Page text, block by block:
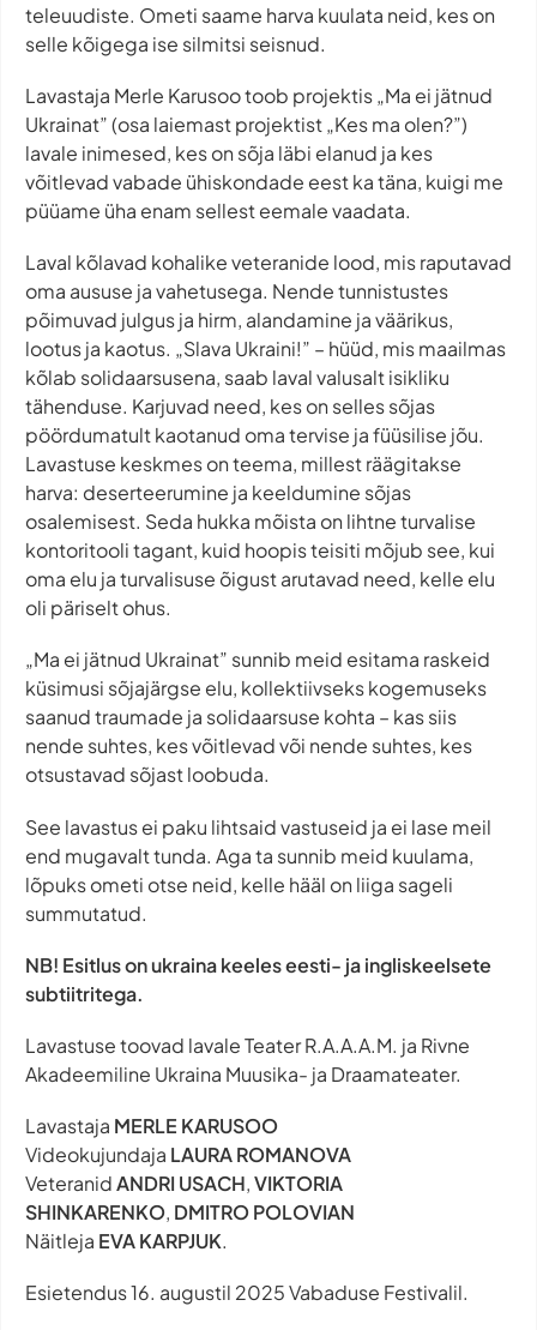
teleuudiste. Ometi saame harva kuulata neid, kes on
selle kõigega ise silmitsi seisnud.
Lavastaja Merle Karusoo toob projektis „Ma ei jätnud
Ukrainat” (osa laiemast projektist „Kes ma olen?”)
lavale inimesed, kes on sõja läbi elanud ja kes
võitlevad vabade ühiskondade eest ka täna, kuigi me
püüame üha enam sellest eemale vaadata.
Laval kõlavad kohalike veteranide lood, mis raputavad
oma aususe ja vahetusega. Nende tunnistustes
põimuvad julgus ja hirm, alandamine ja väärikus,
lootus ja kaotus. „Slava Ukraini!” – hüüd, mis maailmas
kõlab solidaarsusena, saab laval valusalt isikliku
tähenduse. Karjuvad need, kes on selles sõjas
pöördumatult kaotanud oma tervise ja füüsilise jõu.
Lavastuse keskmes on teema, millest räägitakse
harva: deserteerumine ja keeldumine sõjas
osalemisest. Seda hukka mõista on lihtne turvalise
kontoritooli tagant, kuid hoopis teisiti mõjub see, kui
oma elu ja turvalisuse õigust arutavad need, kelle elu
oli päriselt ohus.
„Ma ei jätnud Ukrainat” sunnib meid esitama raskeid
küsimusi sõjajärgse elu, kollektiivseks kogemuseks
saanud traumade ja solidaarsuse kohta – kas siis
nende suhtes, kes võitlevad või nende suhtes, kes
otsustavad sõjast loobuda.
See lavastus ei paku lihtsaid vastuseid ja ei lase meil
end mugavalt tunda. Aga ta sunnib meid kuulama,
lõpuks ometi otse neid, kelle hääl on liiga sageli
summutatud.
NB! Esitlus on ukraina keeles eesti- ja ingliskeelsete
subtiitritega.
Lavastuse toovad lavale Teater R.A.A.A.M. ja Rivne
Akadeemiline Ukraina Muusika- ja Draamateater.
Lavastaja MERLE KARUSOO
Videokujundaja LAURA ROMANOVA
VeteranidANDRI USACH,VIKTORIA
SHINKARENKO, DMITRO POLOVIAN
Näitleja EVA KARPJUK.
Esietendus 16. augustil 2025 Vabaduse Festivalil.